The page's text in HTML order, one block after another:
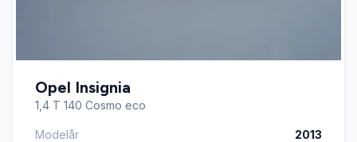
Opel Insignia
1,4 T 140 Cosmo eco
Modelår 2013